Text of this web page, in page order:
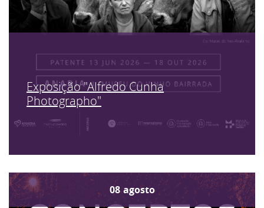
Exposição "Alfredo Cunha
Photographo"
08 agosto